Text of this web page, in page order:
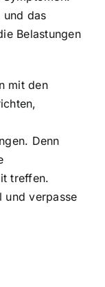
und das
Belastungen
mit den
Denn
treffen.
und verpasse